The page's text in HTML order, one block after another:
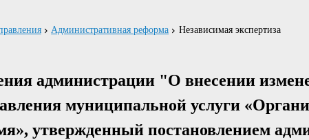
Административная реформа Независимая экспертиза
администрации "О внесении
муниципальной услуги
утвержденный постановлением